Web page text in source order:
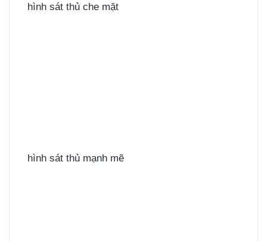
hình sát thủ che mặt
hình sát thủ mạnh mẽ